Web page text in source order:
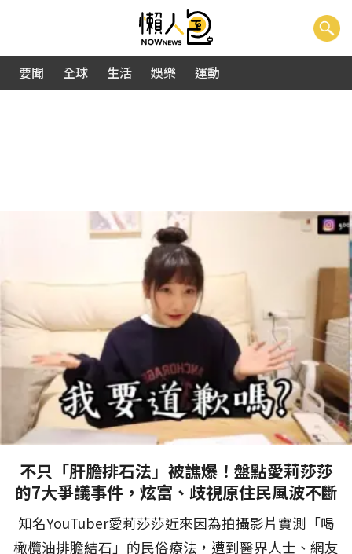
要聞 全球 生活 娛樂 運動
不只「肝膽排石法」被譙爆！盤點愛莉莎莎
的7大爭議事件，炫富、歧視原住民風波不斷
知名YouTuber愛莉莎莎近來因為拍攝影片實測「喝
橄欖油排膽結石」的民俗療法，遭到醫界人士、網友